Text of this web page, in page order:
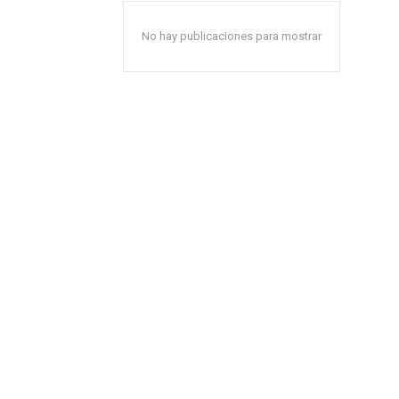
No hay publicaciones para mostrar